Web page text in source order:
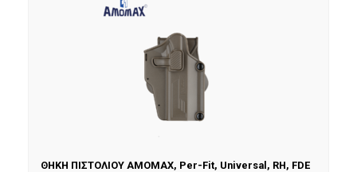
ΘΗΚΗ ΠΙΣΤΟΛΙΟΥ AMOMAX, Per-Fit, Universal, RH, FDE